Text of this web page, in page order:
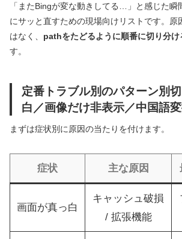
「またBingが変な動きしてる…」と感じた瞬
にサッと直すための現場向けリストです。原
はなく、 pathをたどるように順番に切り分け
す。
定番トラブル別のパターン別
白／画像だけ非表示／中国語変
まずは症状別に原因の当たりを付けます。
症状 主な原因
画面が真っ白
キャッシュ破損
/ 拡張機能